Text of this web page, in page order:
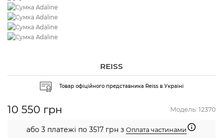
REISS
Товар офіційного представника Reiss в Україні
Модель: 12370
10 550 грн
або 3 платежі по 3517 грн з Оплата частинами